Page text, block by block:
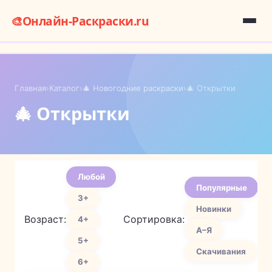
🎨Онлайн-Раскраски.ru
Главная›Каталог›🎄 Новогодние раскраски›🎄 Открытки
🎄 Открытки
Возраст:
Любой
3+
4+
5+
6+
Сортировка:
Популярные
Новинки
А–Я
Скачивания